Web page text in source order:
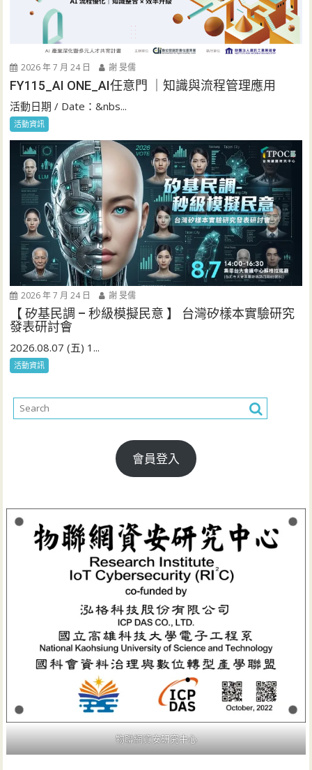
2026 年 7 月 24 日 謝 旻儒
FY115_AI ONE_AI任意門 ｜知識與流程管理應用
活動日期 / Date：&nbs...
活動資訊
2026 年 7 月 24 日 謝 旻儒
【 矽基民調 – 秒級模擬民意 】 台灣矽樣本實驗研究
發表研討會
2026.08.07 (五) 1...
活動資訊
會員登入
物聯網資安研究中心